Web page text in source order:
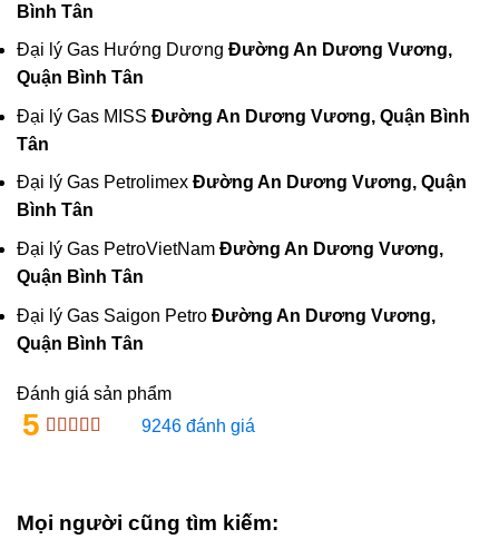
Bình Tân
Đại lý Gas Hướng Dương Đường An Dương Vương,
Quận Bình Tân
Đại lý Gas MISS Đường An Dương Vương, Quận Bình
Tân
Đại lý Gas Petrolimex Đường An Dương Vương, Quận
Bình Tân
Đại lý Gas PetroVietNam Đường An Dương Vương,
Quận Bình Tân
Đại lý Gas Saigon Petro Đường An Dương Vương,
Quận Bình Tân
Đánh giá sản phẩm
5 9246 đánh giá
Mọi người cũng tìm kiếm: